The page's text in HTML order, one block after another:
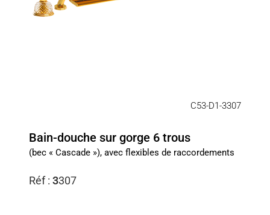
C53-D1-3307
Bain-douche sur gorge 6 trous
(bec « Cascade »), avec flexibles de raccordements
Réf :3307